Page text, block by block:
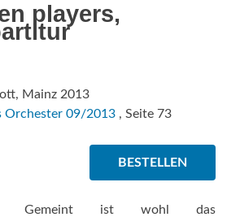
players,
Mainz 2013
Orchester 09/2013 , Seite 73
BESTELLEN
Gemeint ist wohl das